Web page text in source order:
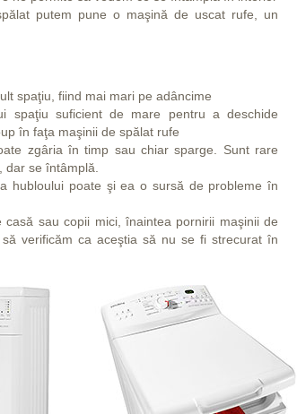
putem pune o maşină de uscat rufe, un
spaţiu, fiind mai mari pe adâncime
spaţiu suficient de mare pentru a deschide
în faţa maşinii de spălat rufe
zgâria în timp sau chiar sparge. Sunt rare
dar se întâmplă.
hubloului poate şi ea o sursă de probleme în
casă sau copii mici, înaintea pornirii maşinii de
verificăm ca aceştia să nu se fi strecurat în